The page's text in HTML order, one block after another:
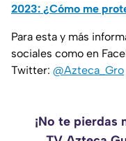
2023: ¿Cómo me
Para esta y más
sociales como en
Twitter: @Azteca_Gro
¡No te pierdas